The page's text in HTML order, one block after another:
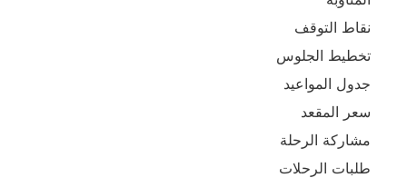
نقاط التوقف
تخطيط الجلوس
جدول المواعيد
سعر المقعد
مشاركة الرحلة
طلبات الرحلات